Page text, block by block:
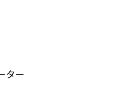
ター